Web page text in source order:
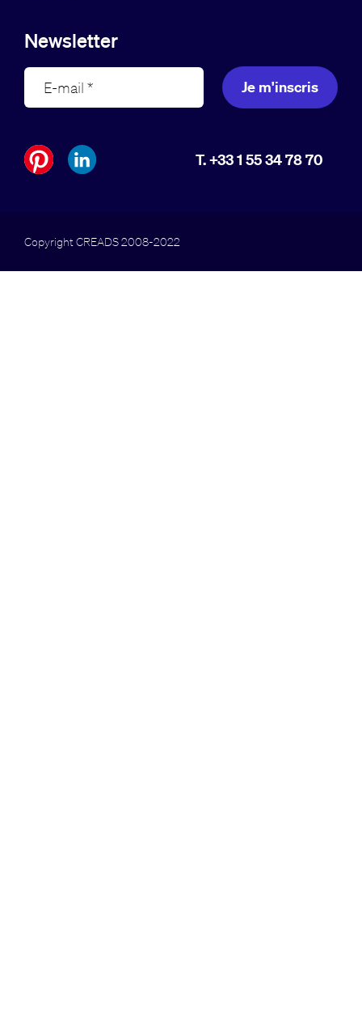
Newsletter
Je m'inscris
T. +33 1 55 34 78 70
Copyright CREADS 2008-2022